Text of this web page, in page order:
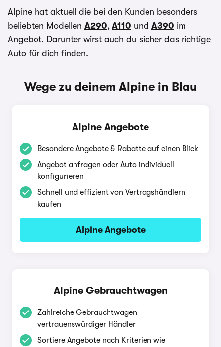
Alpine hat aktuell die bei den Kunden besonders
beliebten Modellen A290, A110 und A390 im
Angebot. Darunter wirst auch du sicher das richtige
Auto für dich finden.
Wege zu deinem Alpine in Blau
Alpine Angebote
Besondere Angebote & Rabatte auf einen Blick
Angebot anfragen oder Auto individuell
konfigurieren
Schnell und effizient von Vertragshändlern
kaufen
Alpine Angebote
Alpine Gebrauchtwagen
Zahlreiche Gebrauchtwagen
vertrauenswürdiger Händler
Sortiere Angebote nach Kriterien wie